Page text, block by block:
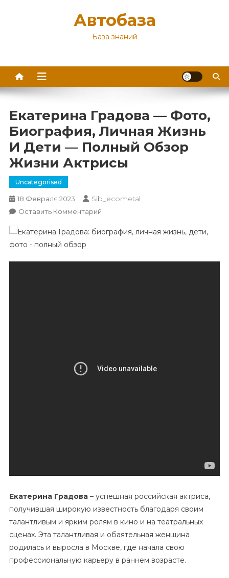
Автобаза
База знаний
Екатерина Градова — Фото,
Биография, Личная Жизнь
И Дети — Полный Обзор
Жизни Актрисы
Uncategorised
18 Февраля 2023 Sib_ecometal
Оставить КомментарийК
Градова
Екатерина Градова– успешная российская актриса,
получившая широкую известность благодаря своим
талантливым и ярким ролям в кино и на театральных
сценах. Эта талантливая и обаятельная женщина
родилась и выросла в Москве, где начала свою
профессиональную карьеру в раннем возрасте.